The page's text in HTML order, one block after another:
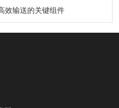
效输送的关键组件